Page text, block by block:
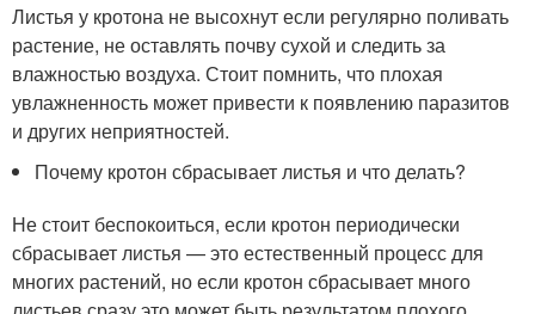
Листья у кротона не высохнут если регулярно поливать
растение, не оставлять почву сухой и следить за
влажностью воздуха. Стоит помнить, что плохая
увлажненность может привести к появлению паразитов
и других неприятностей.
Почему кротон сбрасывает листья и что делать?
Не стоит беспокоиться, если кротон периодически
сбрасывает листья — это естественный процесс для
многих растений, но если кротон сбрасывает много